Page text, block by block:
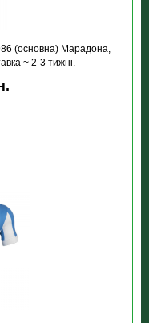
(основна) Марадона,
~ 2-3 тижні.